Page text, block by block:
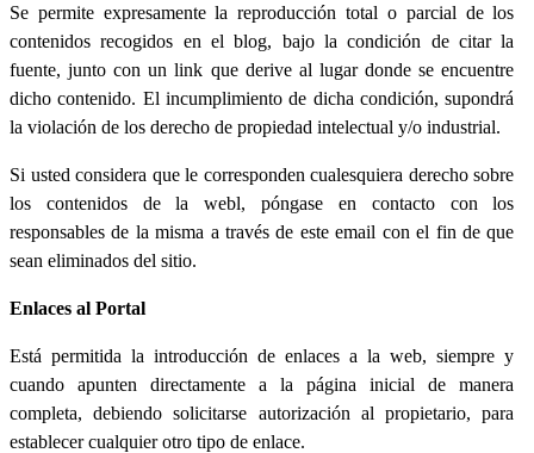
Se permite expresamente la reproducción total o parcial de los
contenidos recogidos en el blog, bajo la condición de citar la
fuente, junto con un link que derive al lugar donde se encuentre
dicho contenido. El incumplimiento de dicha condición, supondrá
la violación de los derecho de propiedad intelectual y/o industrial.
Si usted considera que le corresponden cualesquiera derecho sobre
los contenidos de la webl, póngase en contacto con los
responsables de la misma a través de este email con el fin de que
sean eliminados del sitio.
Enlaces al Portal
Está permitida la introducción de enlaces a la web, siempre y
cuando apunten directamente a la página inicial de manera
completa, debiendo solicitarse autorización al propietario, para
establecer cualquier otro tipo de enlace.